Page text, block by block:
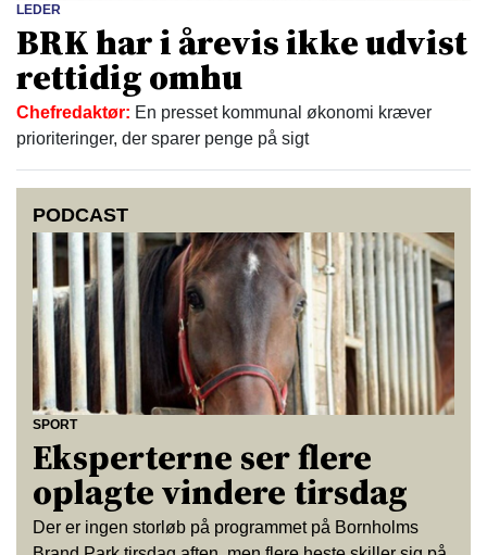
LEDER
BRK har i årevis ikke udvist
rettidig omhu
Chefredaktør: En presset kommunal økonomi kræver
prioriteringer, der sparer penge på sigt
PODCAST
SPORT
Eksperterne ser flere
oplagte vindere tirsdag
Der er ingen storløb på programmet på Bornholms